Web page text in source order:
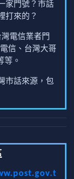
家門號？市話
打來的？
電信業者門
信、台灣大哥
等。
市話來源，包